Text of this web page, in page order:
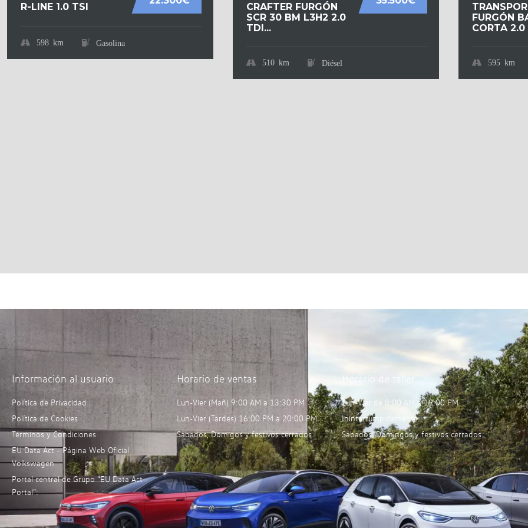
R-LINE 1.0 TSI
598 km Gasolina
CRAFTER FURGÓN
SCR 30 BM L3H2 2.0
TDI...
510 km Diésel
FURGÓN
CORTA 2.0
595 km
Información al usuario
Política de Privacidad
Política de Cookies
Términos y Condiciones
EU Data Act - Página Web Oficial
Volkswagen
Portal central de Grupo “EU Data Act
Portal”:
Horario de ventas
Lun-Vier (Mañ) 9:00 AM a 13:30 PM
Lun-Vier (Tardes) 16:00 PM a 20:00 PM
Sábados, Domigos y festivos cerrados.
Horario de taller
Lun-Vier de 8:00 AM a 19:00 PM
Ininterrumpidamente.
Sábados, Domingos y festivos cerrados.